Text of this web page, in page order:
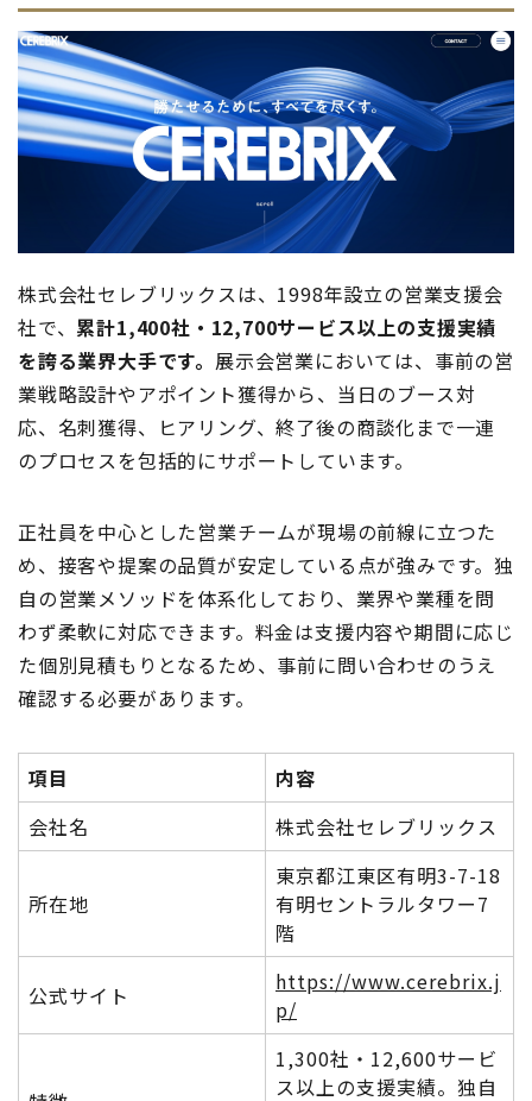
株式会社セレブリックスは、1998年設立の営業支援会
社で、 累計1,400社・12,700サービス以上の支援実績
を誇る業界大手です。 展示会営業においては、事前の営
業戦略設計やアポイント獲得から、当日のブース対
応、名刺獲得、ヒアリング、終了後の商談化まで一連
のプロセスを包括的にサポートしています。
正社員を中心とした営業チームが現場の前線に立つた
め、接客や提案の品質が安定している点が強みです。独
自の営業メソッドを体系化しており、業界や業種を問
わず柔軟に対応できます。料金は支援内容や期間に応じ
た個別見積もりとなるため、事前に問い合わせのうえ
確認する必要があります。
項目
内容
会社名
株式会社セレブリックス
所在地
東京都江東区有明3-7-18
有明セントラルタワー7
階
公式サイト
https://www.cerebrix.j
p/
1,300社・12,600サービ
ス以上の支援実績。独自